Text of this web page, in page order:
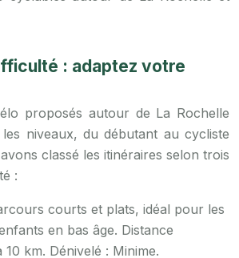
: adaptez votre
proposés autour de La Rochelle
les niveaux, du débutant au cycliste
classé les itinéraires selon trois
:
courts et plats, idéal pour les
en bas âge. Distance
10 km. Dénivelé : Minime.